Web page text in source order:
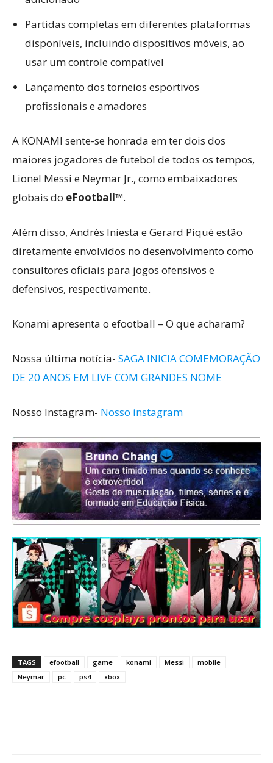
Partidas completas em diferentes plataformas
disponíveis, incluindo dispositivos móveis, ao
usar um controle compatível
Lançamento dos torneios esportivos
profissionais e amadores
A KONAMI sente-se honrada em ter dois dos
maiores jogadores de futebol de todos os tempos,
Lionel Messi e Neymar Jr., como embaixadores
globais do eFootball™.
Além disso, Andrés Iniesta e Gerard Piqué estão
diretamente envolvidos no desenvolvimento como
consultores oficiais para jogos ofensivos e
defensivos, respectivamente.
Konami apresenta o efootball – O que acharam?
Nossa última notícia- SAGA INICIA COMEMORAÇÃO
DE 20 ANOS EM LIVE COM GRANDES NOME
Nosso Instagram- Nosso instagram
TAGS efootball game konami Messi
mobile
Neymar
pc ps4 xbox